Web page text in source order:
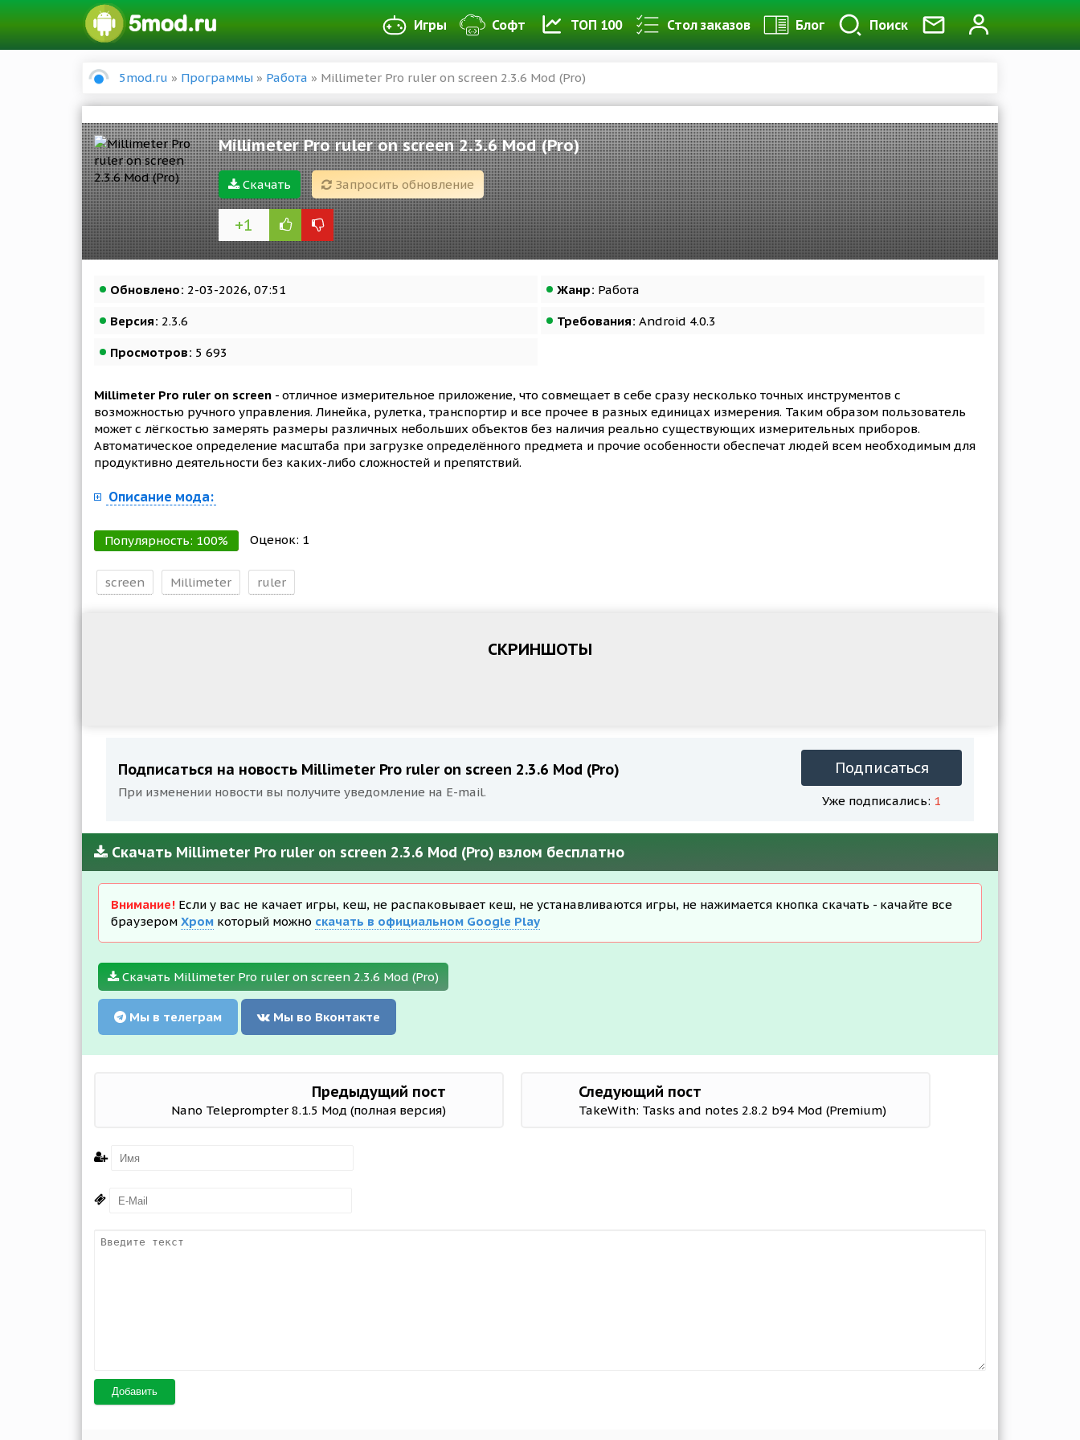
Игры Софт ТОП 100 Стол заказов Блог Поиск
5mod.ru » Программы » Работа » Millimeter Pro ruler on screen 2.3.6 Mod (Pro)
Millimeter Pro ruler on screen 2.3.6 Mod (Pro)
Скачать Запросить обновление
+1
Обновлено: 2-03-2026, 07:51 Жанр: Работа
Версия: 2.3.6 Требования: Android 4.0.3
Просмотров: 5 693
Millimeter Pro ruler on screen - отличное измерительное приложение, что совмещает в себе сразу несколько точных инструментов с
возможностью ручного управления. Линейка, рулетка, транспортир и все прочее в разных единицах измерения. Таким образом пользователь
может с лёгкостью замерять размеры различных небольших объектов без наличия реально существующих измерительных приборов.
Автоматическое определение масштаба при загрузке определённого предмета и прочие особенности обеспечат людей всем необходимым для
продуктивно деятельности без каких-либо сложностей и препятствий.
Описание мода:
Популярность: 100% Оценок: 1
screen Millimeter ruler
СКРИНШОТЫ
Подписаться на новость Millimeter Pro ruler on screen 2.3.6 Mod (Pro)
При изменении новости вы получите уведомление на E-mail.
Подписаться
Уже подписались: 1
Скачать Millimeter Pro ruler on screen 2.3.6 Mod (Pro) взлом бесплатно
Внимание! Если у вас не качает игры, кеш, не распаковывает кеш, не устанавливаются игры, не нажимается кнопка скачать - качайте все
браузером Хром который можно скачать в официальном Google Play
Скачать Millimeter Pro ruler on screen 2.3.6 Mod (Pro)
Мы в телеграм Мы во Вконтакте
Предыдущий пост
Nano Teleprompter 8.1.5 Мод (полная версия)
Следующий пост
TakeWith: Tasks and notes 2.8.2 b94 Mod (Premium)
Добавить